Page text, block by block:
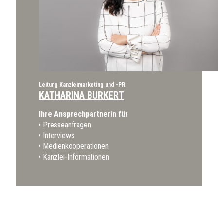
Leitung Kanzleimarketing und -PR
KATHARINA BURKERT
Ihre Ansprechpartnerin für
Presseanfragen
Interviews
Medienkooperationen
Kanzlei-Informationen